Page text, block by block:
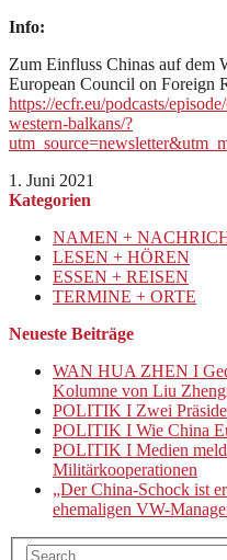
Info:
Zum Einfluss Chinas auf dem
European Council on Foreign
https://ecfr.eu/podcasts/
western-balkans/?
1. Juni 2021
Kategorien
NAMEN +
LESEN + HÖREN
ESSEN + REISEN
TERMINE + ORTE
Neueste Beiträge
WAN HUA ZHEN I
Kolumne von Liu
POLITIK I Zwei
POLITIK I Wie China
POLITIK I Medien
Militärkooperationen
„Der China-Schock ist
ehemaligen VW-